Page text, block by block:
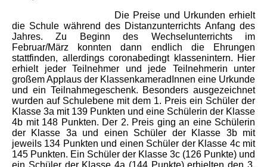
Die Preise und Urkunden erhielt
die Schule während des Distanzunterrichts Anfang des
Jahres. Zu Beginn des Wechselunterrichts im
Februar/März konnten dann endlich die Ehrungen
stattfinden, allerdings coronabedingt klassenintern. Hier
erhielt jeder Teilnehmer und jede Teilnehmerin unter
großem Applaus der KlassenkameradInnen eine Urkunde
und ein Teilnahmegeschenk. Besonders ausgezeichnet
wurden auf Schulebene mit dem 1. Preis ein Schüler der
Klasse 3a mit 139 Punkten und eine Schülerin der Klasse
4b mit 148 Punkten. Der 2. Preis ging an eine Schülerin
der Klasse 3a und einen Schüler der Klasse 3b mit
jeweils 134 Punkten und einen Schüler der Klasse 4c mit
145 Punkten. Ein Schüler der Klasse 3c (126 Punkte) und
ein Schüler der Klasse 4a (144 Punkte) erhielten den 3.